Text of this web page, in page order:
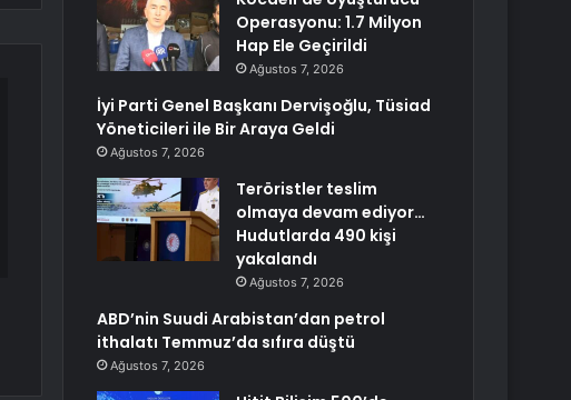
Operasyonu: 1.7 Milyon
Hap Ele Geçirildi
Ağustos 7, 2026
İyi Parti Genel Başkanı Dervişoğlu, Tüsiad
Yöneticileri ile Bir Araya Geldi
Ağustos 7, 2026
Teröristler teslim
olmaya devam ediyor…
Hudutlarda 490 kişi
yakalandı
Ağustos 7, 2026
ABD’nin Suudi Arabistan’dan petrol
ithalatı Temmuz’da sıfıra düştü
Ağustos 7, 2026